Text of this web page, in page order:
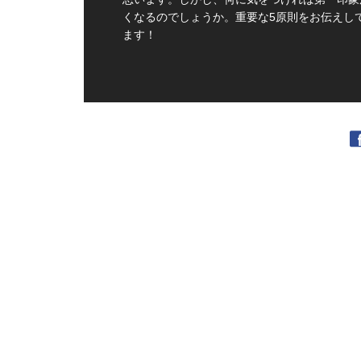
くなるのでしょうか。重要な5原則をお伝えし
ます！